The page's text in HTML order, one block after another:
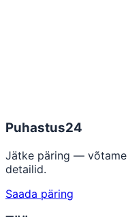
Puhastus24
Jätke päring — võtame
detailid.
Saada päring